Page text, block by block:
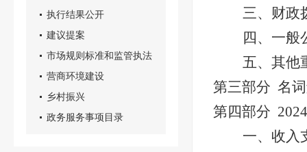
执行结果公开
建议提案
市场规则标准和监管执法
营商环境建设
乡村振兴
政务服务事项目录
三、财政
四、一般
五、其他
第三部分 名
第四部分 2024
一、 收入